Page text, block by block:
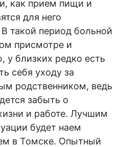
как прием пищи и
для него
такой период больной
присмотре и
близких редко есть
себя уходу за
родственником, ведь
забыть о
и работе. Лучшим
будет наем
в Томске. Опытный